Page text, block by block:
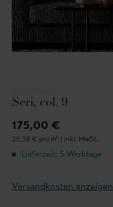
Seri, col. 9
175,00 €
25,38 € pro m² | inkl. MwSt.
Lieferzeit: 5 Werktage
Versandkosten anzeigen